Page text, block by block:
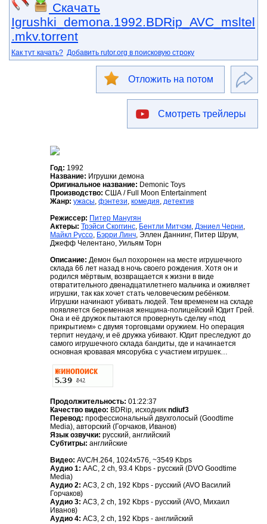
Скачать
Igrushki_demona.1992.BDRip_AVC_msltel
.mkv.torrent
Как тут качать? Добавить rutor.org в поисковую строку
Отложить на потом
Смотреть трейлеры
Год: 1992
Название: Игрушки демона
Оригинальное название: Demonic Toys
Производство: США / Full Moon Entertainment
Жанр: ужасы, фэнтези, комедия, детектив
Режиссер: Питер Манугян
Актеры: Трэйси Скоггинс, Бентли Митчэм, Дэниел Черни,
Майкл Руссо, Бэрри Линч, Эллен Даннинг, Питер Шрум,
Джефф Челентано, Уильям Торн
Описание: Демон был похоронен на месте игрушечного
склада 66 лет назад в ночь своего рождения. Хотя он и
родился мёртвым, возвращается к жизни в виде
отвратительного двенадцатилетнего мальчика и оживляет
игрушки, так как хочет стать человеческим ребёнком.
Игрушки начинают убивать людей. Тем временем на складе
появляется беременная женщина-полицейский Юдит Грей.
Она и её дружок пытаются провернуть сделку «под
прикрытием» с двумя торговцами оружием. Но операция
терпит неудачу, и её дружка убивают. Юдит преследуют до
самого игрушечного склада бандиты, где и начинается
основная кровавая мясорубка с участием игрушек…
Продолжительность: 01:22:37
Качество видео: BDRip, исходник ndiuf3
Перевод: профессиональный двухголосый (Goodtime
Media), авторский (Горчаков, Иванов)
Язык озвучки: русский, английский
Субтитры: английские
Видео: AVC/H.264, 1024x576, ~3549 Kbps
Аудио 1: AAC, 2 ch, 93.4 Kbps - русский (DVO Goodtime
Media)
Аудио 2: AC3, 2 ch, 192 Kbps - русский (AVO Василий
Горчаков)
Аудио 3: AC3, 2 ch, 192 Kbps - русский (AVO, Михаил
Иванов)
Аудио 4: AC3, 2 ch, 192 Kbps - английский